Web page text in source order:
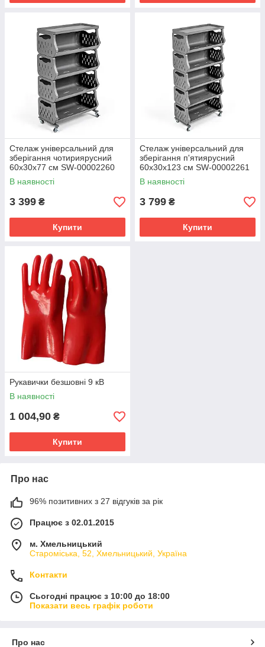
Стелаж універсальний для
зберігання чотириярусний
60х30х77 см SW-00002260
В наявності
3 399 ₴
Купити
Стелаж універсальний для
зберігання п'ятиярусний
60х30х123 см SW-00002261
В наявності
3 799 ₴
Купити
Рукавички безшовні 9 кВ
В наявності
1 004,90 ₴
Купити
Про нас
96% позитивних з 27 відгуків за рік
Працює з 02.01.2015
м. Хмельницький
Староміська, 52, Хмельницький, Україна
Контакти
Сьогодні працює з 10:00 до 18:00
Показати весь графік роботи
Про нас